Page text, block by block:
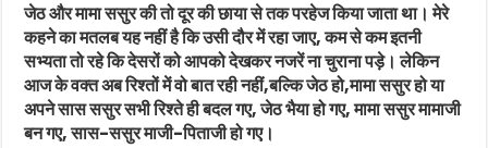
जेठ और मामा ससुर की तो दूर की छाया से तक परहेज किया जाता था। मेरे
कहने का मतलब यह नहीं है कि उसी दौर में रहा जाए, कम से कम इतनी
सभ्यता तो रहे कि देसरों को आपको देखकर नजरें ना चुराना पड़े। लेकिन
आज के वक्त अब रिश्तों में वो बात रही नहीं,बल्कि जेठ हो,मामा ससुर हो या
अपने सास ससुर सभी रिश्ते ही बदल गए, जेठ भैया हो गए, मामा ससुर मामाजी
बन गए, सास-ससुर माजी-पिताजी हो गए।